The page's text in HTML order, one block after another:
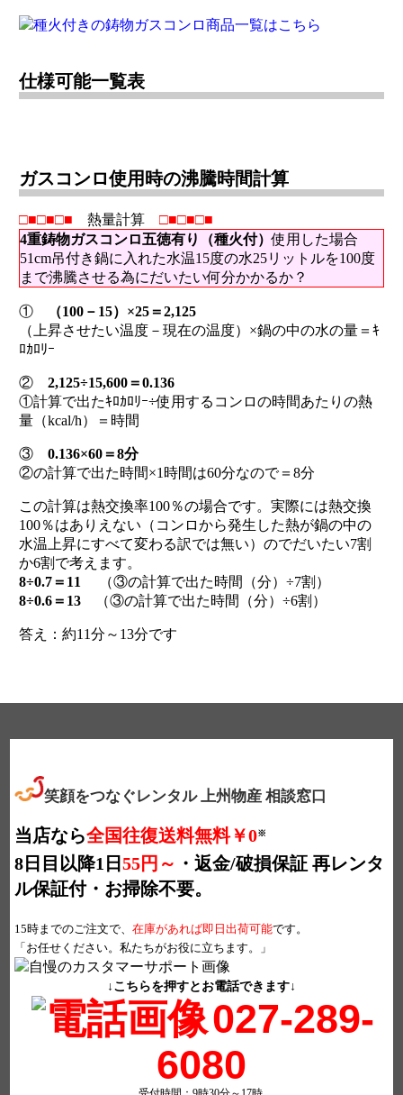
仕様可能一覧表
ガスコンロ使用時の沸騰時間計算
□■□■□■ 熱量計算□■□■□■
4重鋳物ガスコンロ五徳有り（種火付）使用した場合
51cm吊付き鍋に入れた水温15度の水25リットルを100度
まで沸騰させる為にだいたい何分かかるか？
①
（100－15）×25＝2,125
（上昇させたい温度－現在の温度）×鍋の中の水の量＝ｷ
ﾛｶﾛﾘｰ
②2,125÷15,600＝0.136
①計算で出たｷﾛｶﾛﾘｰ÷使用するコンロの時間あたりの熱
量（kcal/h）＝時間
③0.136×60＝8分
②の計算で出た時間×1時間は60分なので＝8分
この計算は熱交換率100％の場合です。実際には熱交換
100％はありえない（コンロから発生した熱が鍋の中の
水温上昇にすべて変わる訳では無い）のでだいたい7割
か6割で考えます。
8÷0.7＝11
（③の計算で出た時間（分）÷7割）
8÷0.6＝13 （③の計算で出た時間（分）÷6割）
答え：約11分～13分です
笑顔をつなぐレンタル 上州物産 相談窓口
当店なら全国往復送料無料￥0※
8日目以降1日55円～ ・返金/破損保証 再レンタ
ル保証付・お掃除不要。
15時までのご注文で、在庫があれば即日出荷可能です。
「お任せください。私たちがお役に立ちます。」
↓こちらを押すとお電話できます↓
027-289-
6080